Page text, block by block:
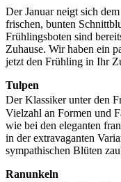
Der Januar neigt sich
frischen, bunten
Frühlingsboten sind
Zuhause. Wir haben ein
jetzt den Frühling in Ihr
Tulpen
Der Klassiker unter den
Vielzahl an Formen und
wie bei den eleganten
in der extravaganten
sympathischen Blüten
Ranunkeln